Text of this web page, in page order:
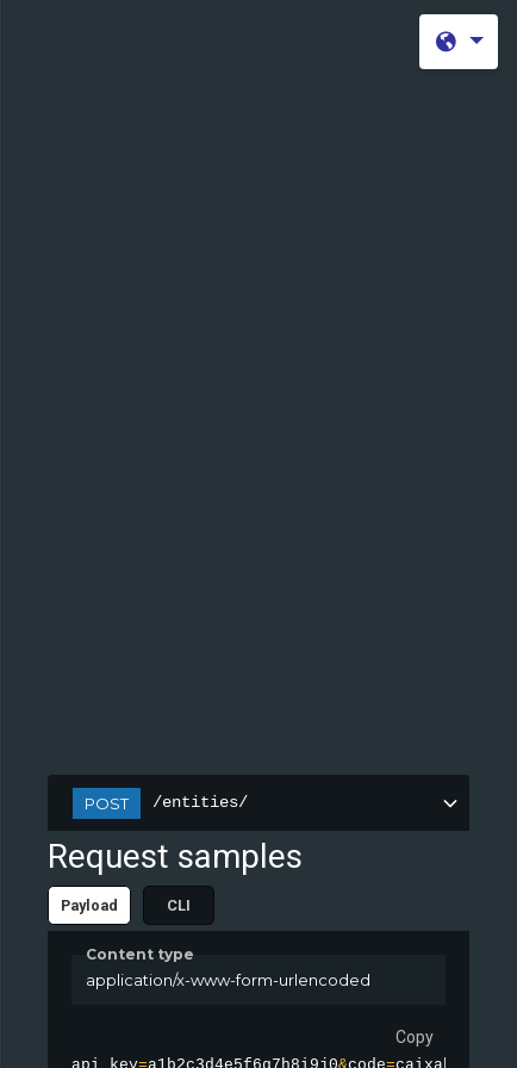
POST /entities/
Request samples
Payload CLI
Content type
application/x-www-form-urlencoded
Copy